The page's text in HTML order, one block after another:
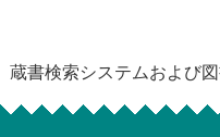
蔵書検索システムおよび